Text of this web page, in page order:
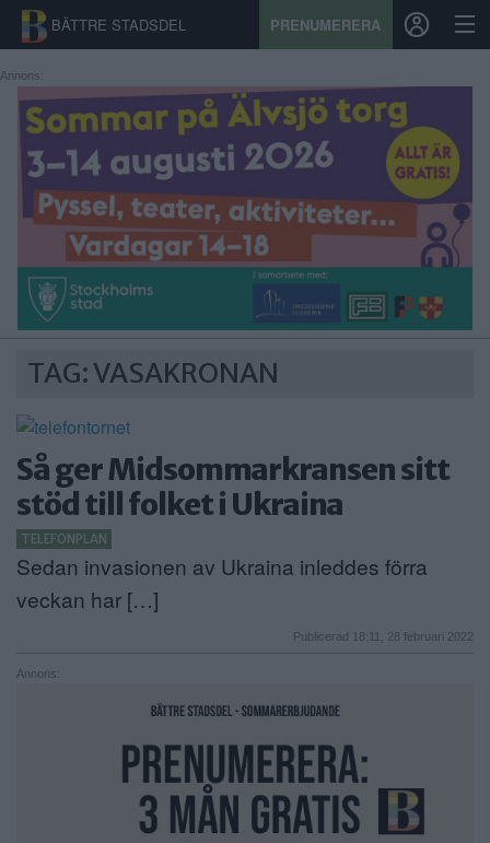
BÄTTRE STADSDEL PRENUMERERA
START
STADSDEL
PRENUMERATION
SPORT
ÅSIKTER
KALENDER
KONTAKT
SAMARBETEN
ANNONSERA
NÄRINGSLIV
Annons:
TAG: VASAKRONAN
Så ger Midsommarkransen sitt
stöd till folket i Ukraina
TELEFONPLAN
Sedan invasionen av Ukraina inleddes förra
veckan har […]
Publicerad 18:11, 28 februari 2022
Annons: